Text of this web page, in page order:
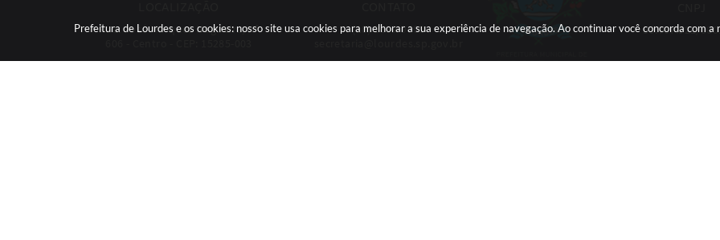
Prefeitura de Lourdes e os cookies: nosso site usa cookies para melhorar a sua experiência de navegação. Ao continuar você concorda com a
Rua: José Marques Nogueira, nº
(18) 3699-9000
59.767.921/